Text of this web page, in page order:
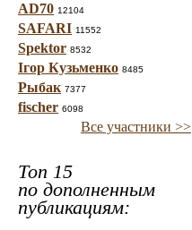
AD70 12104
SAFARI 11552
Spektor 8532
Ігор Кузьменко 8485
Рыбак 7377
fischer 6098
Все участники >>
Топ 15
по дополненным
публикациям: